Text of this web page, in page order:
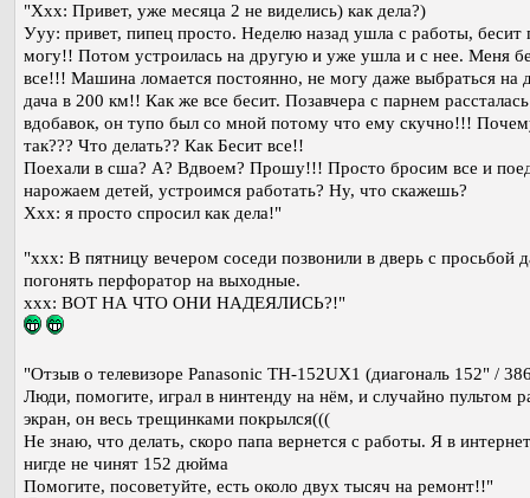
"Xxx: Привет, уже месяца 2 не виделись) как дела?)
Ууу: привет, пипец просто. Неделю назад ушла с работы, бесит
могу!! Потом устроилась на другую и уже ушла и с нее. Меня
все!!! Машина ломается постоянно, не могу даже выбраться на
дача в 200 км!! Как же все бесит. Позавчера с парнем рассталась
вдобавок, он тупо был со мной потому что ему скучно!!!
так??? Что делать?? Как Бесит все!!
Поехали в сша? А? Вдвоем? Прошу!!! Просто бросим все и
нарожаем детей, устроимся работать? Ну, что скажешь?
Ххх: я просто спросил как дела!"
"xxx: В пятницу вечером соседи позвонили в дверь с просьбой
погонять перфоратор на выходные.
xxx: ВОТ НА ЧТО ОНИ НАДЕЯЛИСЬ?!"
"Отзыв о телевизоре Panasonic TH-152UX1 (диагональ 152" /
Люди, помогите, играл в нинтенду на нём, и случайно пультом
экран, он весь трещинками покрылся(((
Не знаю, что делать, скоро папа вернется с работы. Я в
нигде не чинят 152 дюйма
Помогите, посоветуйте, есть около двух тысяч на ремонт!!"